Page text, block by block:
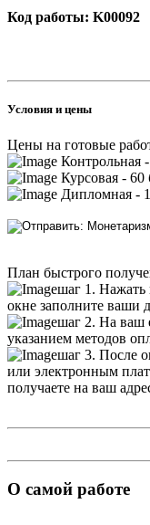
Код работы: K00092
Условия и цены
Цены на
Контрольная
Курсовая - 60
Дипломная -
План быстрого
шаг 1. Нажать
окне заполните ваши
шаг 2. На ваш
указанием методов
шаг 3. После
или электронным
получаете на ваш
О самой работе